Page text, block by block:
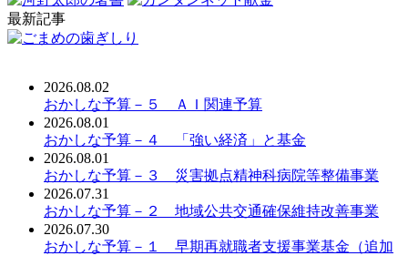
最新記事
2026.08.02
おかしな予算－５ ＡＩ関連予算
2026.08.01
おかしな予算－４ 「強い経済」と基金
2026.08.01
おかしな予算－３ 災害拠点精神科病院等整備事業
2026.07.31
おかしな予算－２ 地域公共交通確保維持改善事業
2026.07.30
おかしな予算－１ 早期再就職者支援事業基金（追加